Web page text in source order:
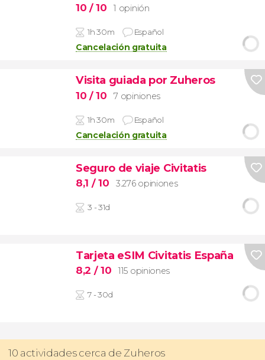
10 / 10 1 opinión
1h 30m Español
Cancelación gratuita
Visita guiada por Zuheros
10 / 10 7 opiniones
1h 30m Español
Cancelación gratuita
Seguro de viaje Civitatis
8,1 / 10 3.276 opiniones
3 - 31d
Tarjeta eSIM Civitatis España
8,2 / 10 115 opiniones
7 - 30d
10 actividades cerca de Zuheros